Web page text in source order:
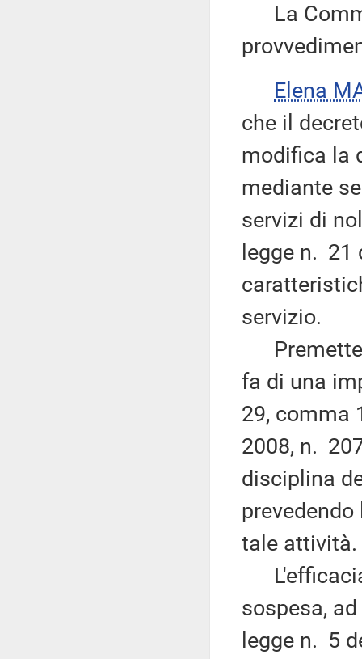
La
Elena
che il
modifica la
mediante
servizi di
legge n.
servizio.
Premette
fa di una
29, comma
2008, n.
disciplina
tale attività.
sospesa,
legge n. 5